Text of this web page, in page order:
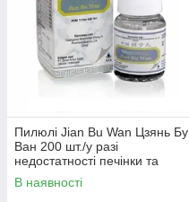
Пилюлі Jian Bu Wan Цзянь Бу
Ван 200 шт./у разі
недостатності печінки та
нирок
В наявності